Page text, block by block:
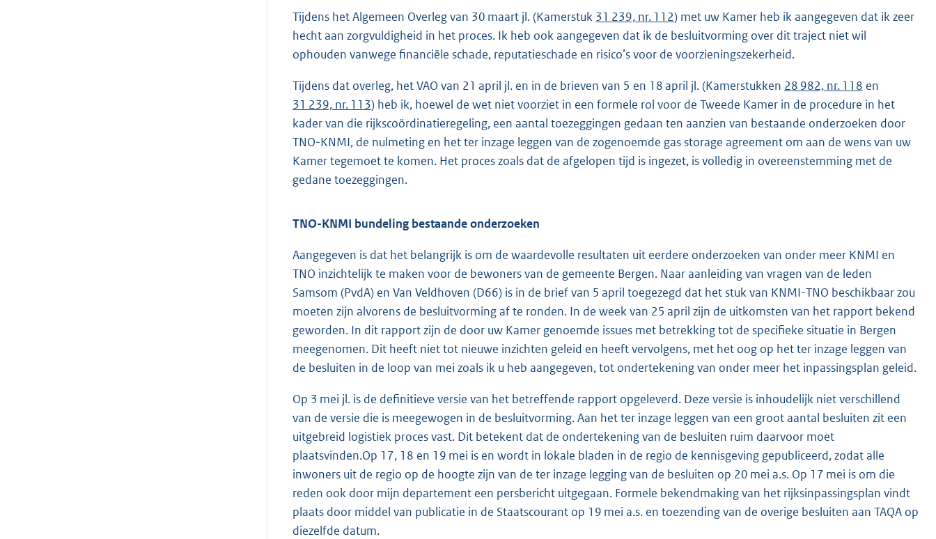
4
4
Tijdens het Algemeen Overleg van 30 maart jl. (Kamerstuk 31 239, nr. 112) met uw Kamer heb ik aangegeven dat ik zeer
hecht aan zorgvuldigheid in het proces. Ik heb ook aangegeven dat ik de besluitvorming over dit traject niet wil
ophouden vanwege financiële schade, reputatieschade en risico’s voor de voorzieningszekerheid.
Tijdens dat overleg, het VAO van 21 april jl. en in de brieven van 5 en 18 april jl. (Kamerstukken 28 982, nr. 118 en
31 239, nr. 113) heb ik, hoewel de wet niet voorziet in een formele rol voor de Tweede Kamer in de procedure in het
kader van die rijkscoördinatieregeling, een aantal toezeggingen gedaan ten aanzien van bestaande onderzoeken door
TNO-KNMI, de nulmeting en het ter inzage leggen van de zogenoemde gas storage agreement om aan de wens van uw
Kamer tegemoet te komen. Het proces zoals dat de afgelopen tijd is ingezet, is volledig in overeenstemming met de
gedane toezeggingen.
TNO-KNMI bundeling bestaande onderzoeken
Aangegeven is dat het belangrijk is om de waardevolle resultaten uit eerdere onderzoeken van onder meer KNMI en
TNO inzichtelijk te maken voor de bewoners van de gemeente Bergen. Naar aanleiding van vragen van de leden
Samsom (PvdA) en Van Veldhoven (D66) is in de brief van 5 april toegezegd dat het stuk van KNMI-TNO beschikbaar zou
moeten zijn alvorens de besluitvorming af te ronden. In de week van 25 april zijn de uitkomsten van het rapport bekend
geworden. In dit rapport zijn de door uw Kamer genoemde issues met betrekking tot de specifieke situatie in Bergen
meegenomen. Dit heeft niet tot nieuwe inzichten geleid en heeft vervolgens, met het oog op het ter inzage leggen van
de besluiten in de loop van mei zoals ik u heb aangegeven, tot ondertekening van onder meer het inpassingsplan geleid.
Op 3 mei jl. is de definitieve versie van het betreffende rapport opgeleverd. Deze versie is inhoudelijk niet verschillend
van de versie die is meegewogen in de besluitvorming. Aan het ter inzage leggen van een groot aantal besluiten zit een
uitgebreid logistiek proces vast. Dit betekent dat de ondertekening van de besluiten ruim daarvoor moet
plaatsvinden.Op 17, 18 en 19 mei is en wordt in lokale bladen in de regio de kennisgeving gepubliceerd, zodat alle
inwoners uit de regio op de hoogte zijn van de ter inzage legging van de besluiten op 20 mei a.s. Op 17 mei is om die
reden ook door mijn departement een persbericht uitgegaan. Formele bekendmaking van het rijksinpassingsplan vindt
plaats door middel van publicatie in de Staatscourant op 19 mei a.s. en toezending van de overige besluiten aan TAQA op
diezelfde datum.